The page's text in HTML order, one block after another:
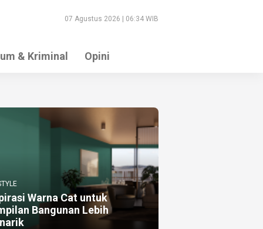
07 Agustus 2026 | 06:34 WIB
& Kriminal Opini
Warna Cat untuk
Bangunan Lebih